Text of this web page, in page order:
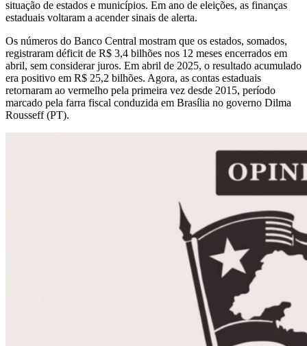
situação de estados e municípios. Em ano de eleições, as finanças
estaduais voltaram a acender sinais de alerta.
Os números do Banco Central mostram que os estados, somados,
registraram déficit de R$ 3,4 bilhões nos 12 meses encerrados em
abril, sem considerar juros. Em abril de 2025, o resultado acumulado
era positivo em R$ 25,2 bilhões. Agora, as contas estaduais
retornaram ao vermelho pela primeira vez desde 2015, período
marcado pela farra fiscal conduzida em Brasília no governo Dilma
Rousseff (PT).